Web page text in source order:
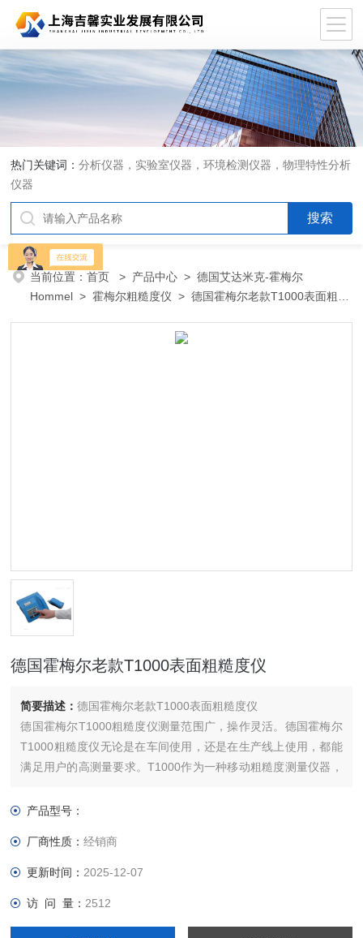
热门关键词：分析仪器，实验室仪器，环境检测仪器，物理特性分析
仪器
当前位置：首页 > 产品中心 >德国艾达米克-霍梅尔
Hommel >霍梅尔粗糙度仪 > 德国霍梅尔老款T1000表面粗糙
德国霍梅尔老款T1000表面粗糙度仪
简要描述：德国霍梅尔老款T1000表面粗糙度仪
德国霍梅尔T1000粗糙度仪测量范围广，操作灵活。德国霍梅尔
T1000粗糙度仪无论是在车间使用，还是在生产线上使用，都能
满足用户的高测量要求。T1000作为一种移动粗糙度测量仪器，
产品型号：
厂商性质：经销商
更新时间： 2025-12-07
访 问 量： 2512